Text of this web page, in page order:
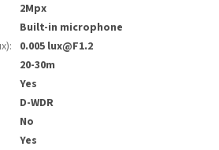
2Mpx
Built-in microphone
: 0.005 lux@F1.2
20-30m
Yes
D-WDR
No
Yes